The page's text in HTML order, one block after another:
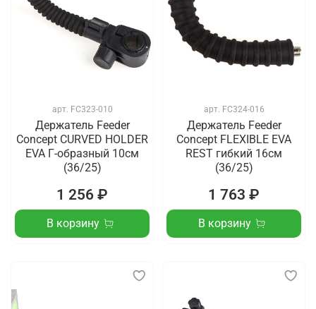
арт. FC323-010
Держатель Feeder
Concept CURVED HOLDER
EVA Г-образный 10см
(36/25)
1 256 ₽
В корзину
арт. FC324-016
Держатель Feeder
Concept FLEXIBLE EVA
REST гибкий 16см
(36/25)
1 763 ₽
В корзину